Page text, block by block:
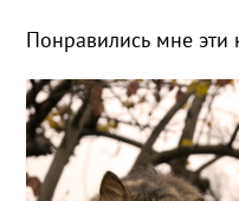
Понравились мне эти